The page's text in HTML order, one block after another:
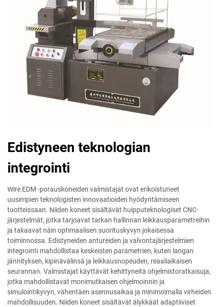
Edistyneen teknologian
integrointi
Wire EDM -porauskoneiden valmistajat ovat erikoistuneet
uusimpien teknologisten innovaatioiden hyödyntämiseen
tuotteissaan. Niiden koneet sisältävät huipputeknologiset CNC-
järjestelmät, jotka tarjoavat tarkan hallinnan leikkausparametreihin
ja takaavat näin optimaalisen suorituskyvyn jokaisessa
toiminnossa. Edistyneiden antureiden ja valvontajärjestelmien
integrointi mahdollistaa keskeisten parametrien, kuten langan
jännityksen, kipinävälinsä ja leikkausnopeuden, reaaliaikaisen
seurannan. Valmistajat käyttävät kehittyneitä ohjelmistoratkaisuja,
jotka mahdollistavat monimutkaisen ohjelmoinnin ja
simulointikyvyn, vähentäen asennusaikaa ja minimoimalla virheiden
mahdollisuuden. Niiden koneet sisältävät älykkäät adaptiiviset